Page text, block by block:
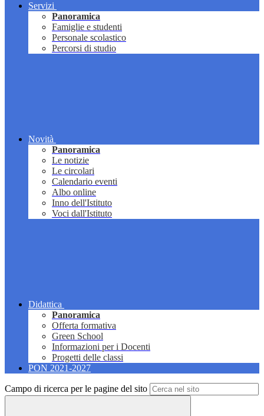
Servizi
Panoramica
Famiglie e studenti
Personale scolastico
Percorsi di studio
Novità
Panoramica
Le notizie
Le circolari
Calendario eventi
Albo online
Inno dell'Istituto
Voci dall'Istituto
Didattica
Panoramica
Offerta formativa
Green School
Informazioni per i Docenti
Progetti delle classi
PON 2021-2027
Campo di ricerca per le pagine del sito